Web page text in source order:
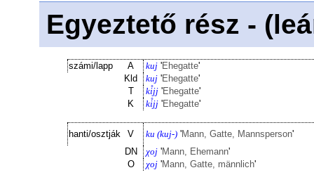
Egyeztető rész -
számi/lapp A kuj 'Ehegatte'
Kld
kuj 'Ehegatte'
T
ki̊jj 'Ehegatte'
K
ki̊jj 'Ehegatte'
hanti/osztják V ku (kuj-) 'Mann, Gatte, Mannsperson'
DN
χoj 'Mann, Ehemann'
O
χoj 'Mann, Gatte, männlich'